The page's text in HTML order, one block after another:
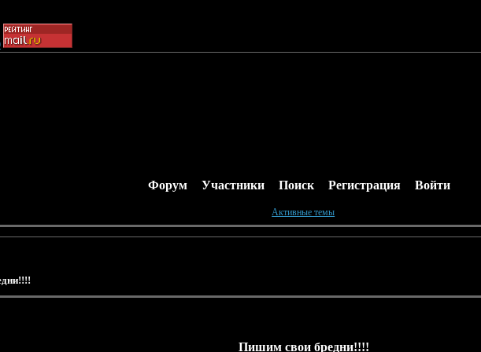
Форум Участники Поиск Регистрация Войти
Активные темы
Пишим свои бредни!!!!